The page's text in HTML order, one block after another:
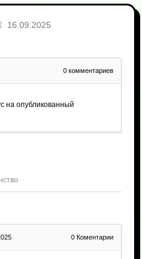
16.09.2025
0 комментариев
на опубликованный
0 Коментарии